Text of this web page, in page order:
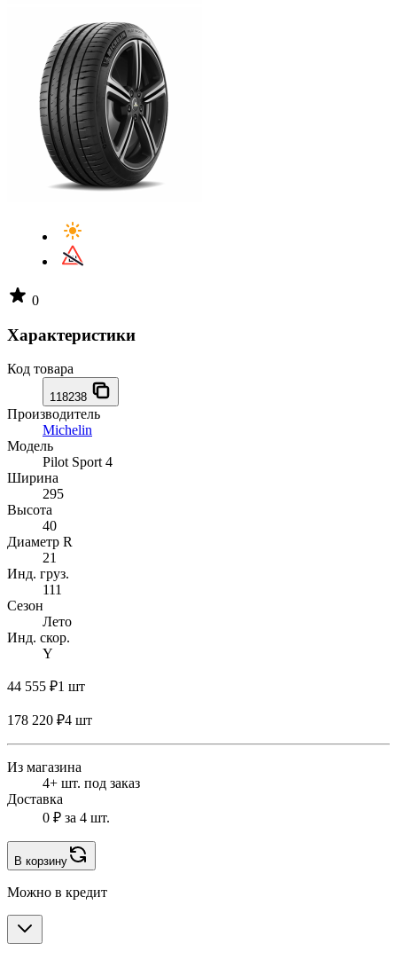
0
Характеристики
Код товара
118238
Производитель
Michelin
Модель
Pilot Sport 4
Ширина
295
Высота
40
Диаметр R
21
Инд. груз.
111
Сезон
Лето
Инд. скор.
Y
44 555 ₽1 шт
178 220 ₽4 шт
Из магазина
4+ шт. под заказ
Доставка
0 ₽ за 4 шт.
В корзину
Можно в кредит